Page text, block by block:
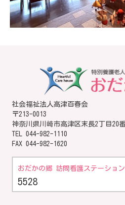
社会福祉法人高津百春会
〒213-0013
神奈川県川崎市高津区末長2丁目20
TEL 044-982-1110
FAX 044-982-1620
おだかの郷 訪問看護ステーション
5528